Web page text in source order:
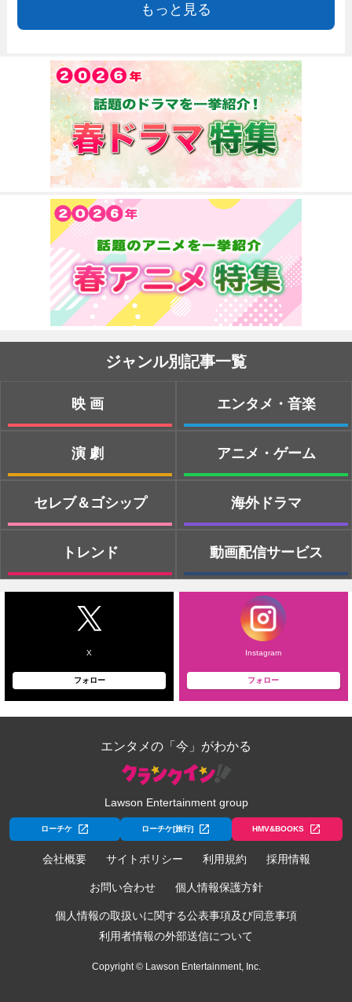
もっと見る
ジャンル別記事一覧
映画
演劇
セレブ＆ゴシップ
トレンド
エンタメ・音楽
アニメ・ゲーム
海外ドラマ
動画配信サービス
X
フォロー
Instagram
フォロー
エンタメの「今」がわかる
Lawson Entertainment group
ローチケ ローチケ[旅行] HMV&BOOKS
会社概要 サイトポリシー 利用規約 採用情報
お問い合わせ 個人情報保護方針
個人情報の取扱いに関する公表事項及び同意事項
利用者情報の外部送信について
Copyright © Lawson Entertainment, Inc.